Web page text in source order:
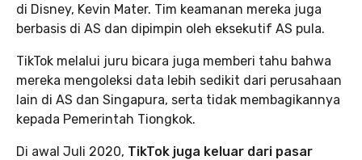
di Disney, Kevin Mater. Tim keamanan mereka juga
berbasis di AS dan dipimpin oleh eksekutif AS pula.
TikTok melalui juru bicara juga memberi tahu bahwa
mereka mengoleksi data lebih sedikit dari perusahaan
lain di AS dan Singapura, serta tidak membagikannya
kepada Pemerintah Tiongkok.
Di awal Juli 2020, TikTok juga keluar dari pasar